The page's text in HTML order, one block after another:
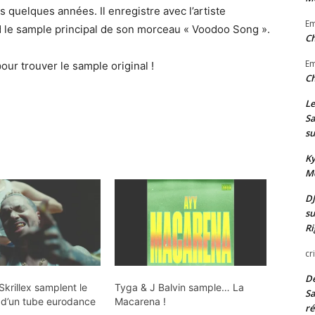
z
l
s
h
a
u
t
i
l
c
h
e
h
quelques années. Il enregistre avec l’artiste
sample principal de son morceau « Voodoo Song ».
trouver le sample original !
samplent le
tube eurodance
Tyga & J Balvin sample… La
Macarena !